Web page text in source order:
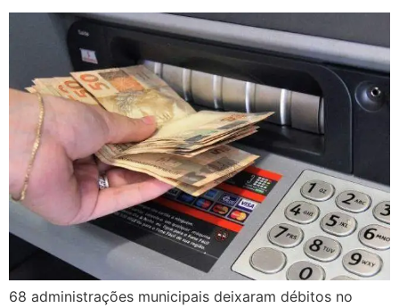
68 administrações municipais deixaram débitos no